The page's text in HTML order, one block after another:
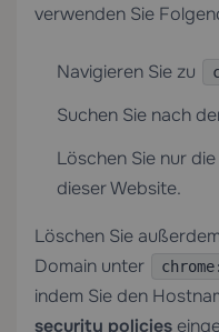
verwenden Sie
Navigieren Sie zu
Suchen Sie nach
Löschen Sie nur
dieser Website.
Löschen Sie
Domain unter
indem Sie den
security policies